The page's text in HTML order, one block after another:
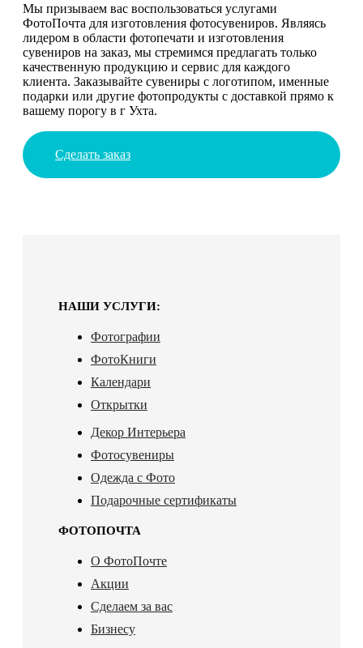
Мы призываем вас воспользоваться услугами
ФотоПочта для изготовления фотосувениров. Являясь
лидером в области фотопечати и изготовления
сувениров на заказ, мы стремимся предлагать только
качественную продукцию и сервис для каждого
клиента. Заказывайте сувениры с логотипом, именные
подарки или другие фотопродукты с доставкой прямо к
вашему порогу в г Ухта.
Сделать заказ
НАШИ УСЛУГИ:
Фотографии
ФотоКниги
Календари
Открытки
Декор Интерьера
Фотосувениры
Одежда с Фото
Подарочные сертификаты
ФОТОПОЧТА
О ФотоПочте
Акции
Сделаем за вас
Бизнесу